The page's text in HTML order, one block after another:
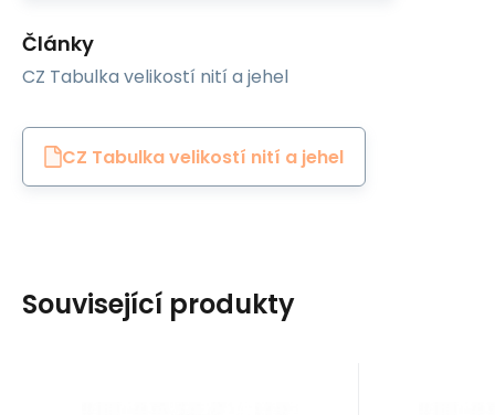
Články
CZ Tabulka velikostí nití a jehel
CZ Tabulka velikostí nití a jehel
Související produkty